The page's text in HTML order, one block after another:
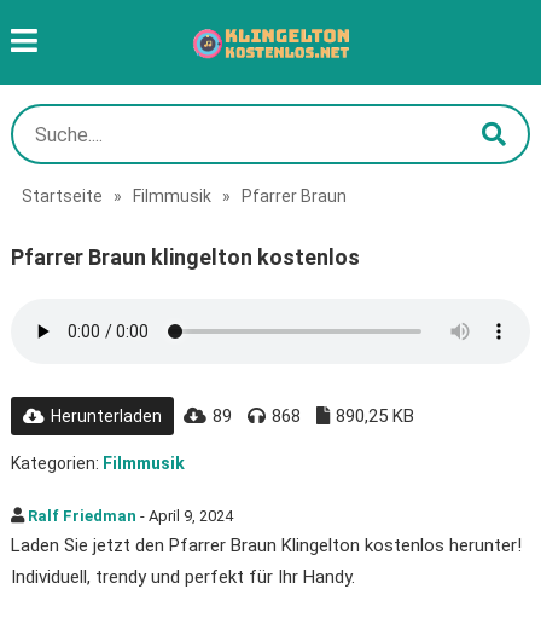
Startseite » Filmmusik » Pfarrer Braun
Pfarrer Braun klingelton kostenlos
Herunterladen 89 868 890,25 KB
Kategorien: Filmmusik
Ralf Friedman - April 9, 2024
Laden Sie jetzt den Pfarrer Braun Klingelton kostenlos herunter!
Individuell, trendy und perfekt für Ihr Handy.